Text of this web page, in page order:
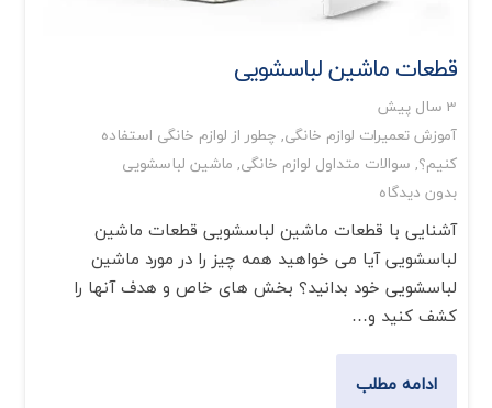
قطعات ماشین لباسشویی
3 سال پیش
آموزش تعمیرات لوازم خانگی, چطور از لوازم خانگی استفاده
کنیم؟, سوالات متداول لوازم خانگی, ماشین لباسشویی
بدون دیدگاه
آشنایی با قطعات ماشین لباسشویی قطعات ماشین
لباسشویی آیا می خواهید همه چیز را در مورد ماشین
لباسشویی خود بدانید؟ بخش های خاص و هدف آنها را
کشف کنید و…
ادامه مطلب